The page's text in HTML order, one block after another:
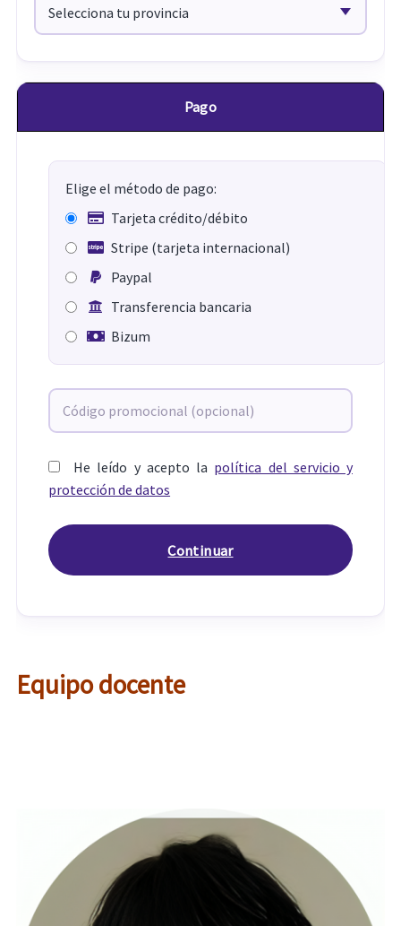
Pago
Elige el método de pago:
Tarjeta crédito/débito
Stripe (tarjeta internacional)
Paypal
Transferencia bancaria
Bizum
He leído y acepto la política del servicio y
protección de datos
Equipo docente